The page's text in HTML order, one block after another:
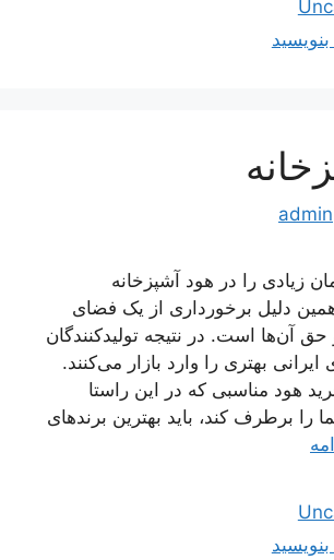
بنویسید
admin
زیادی را در هود آشپزخانه
دلیل برخورداری از یک فضای
آن‌ها است. در نتیجه تولیدکنندگان
بهتری را وارد بازار می‌کنند.
هود مناسبی که در این راستا
را برطرف کند، باید بهترین برندهای
بنویسید